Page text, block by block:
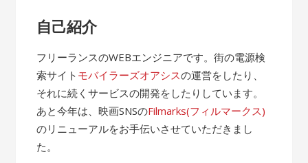
自己紹介
フリーランスのWEBエンジニアです。街の電源検
索サイト モバイラーズオアシスの運営をしたり、
それに続くサービスの開発をしたりしています。
あと今年は、映画SNSのFilmarks(フィルマークス)
のリニューアルをお手伝いさせていただきまし
た。